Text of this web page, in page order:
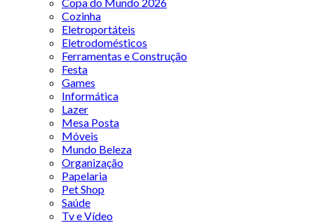
Cozinha
Eletroportáteis
Eletrodomésticos
Ferramentas e Construção
Festa
Games
Informática
Lazer
Mesa Posta
Móveis
Mundo Beleza
Organização
Papelaria
Pet Shop
Saúde
Tv e Vídeo